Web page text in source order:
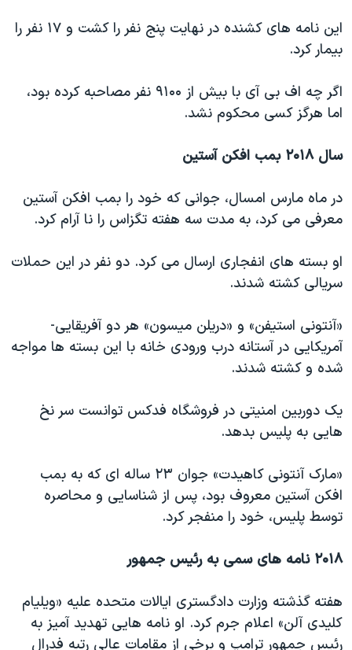
این نامه های کشنده در نهایت پنج نفر را کشت و ۱۷ نفر را
بیمار کرد.
اگر چه اف بی آی با بیش از ۹۱۰۰ نفر مصاحبه کرده بود،
اما هرگز کسی محکوم نشد.
سال ۲۰۱۸ بمب افکن آستین
در ماه مارس امسال، جوانی که خود را بمب افکن آستین
معرفی می کرد، به مدت سه هفته تگزاس را نا آرام کرد.
او بسته های انفجاری ارسال می کرد. دو نفر در این حملات
سریالی کشته شدند.
«آنتونی استیفن» و «دریلن میسون» هر دو آفریقایی-
آمریکایی در آستانه درب ورودی خانه با این بسته ها مواجه
شده و کشته شدند.
یک دوربین امنیتی در فروشگاه فدکس توانست سر نخ
هایی به پلیس بدهد.
«مارک آنتونی کاهیدت» جوان ۲۳ ساله ای که به بمب
افکن آستین معروف بود، پس از شناسایی و محاصره
توسط پلیس، خود را منفجر کرد.
۲۰۱۸ نامه های سمی به رئیس جمهور
هفته گذشته وزارت دادگستری ایالات متحده علیه «ویلیام
کلیدی آلن» اعلام جرم کرد. او نامه هایی تهدید آمیز به
رئیس جمهور ترامپ و برخی از مقامات عالی رتبه فدرال